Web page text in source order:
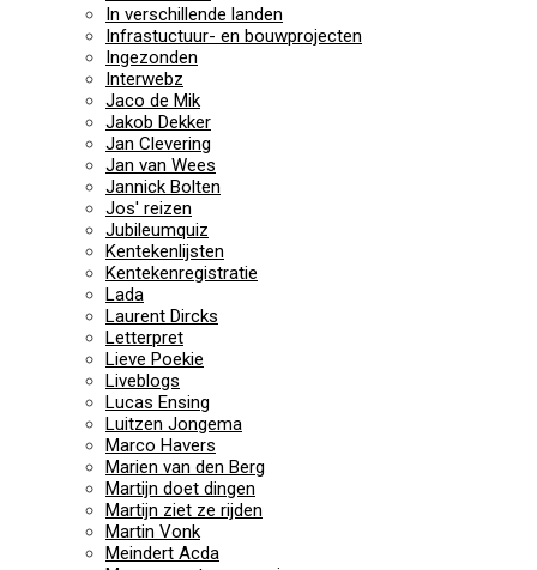
In verschillende landen
Infrastuctuur- en bouwprojecten
Ingezonden
Interwebz
Jaco de Mik
Jakob Dekker
Jan Clevering
Jan van Wees
Jannick Bolten
Jos' reizen
Jubileumquiz
Kentekenlijsten
Kentekenregistratie
Lada
Laurent Dircks
Letterpret
Lieve Poekie
Liveblogs
Lucas Ensing
Luitzen Jongema
Marco Havers
Marien van den Berg
Martijn doet dingen
Martijn ziet ze rijden
Martin Vonk
Meindert Acda